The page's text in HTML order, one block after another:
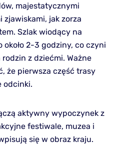
majestatycznymi
jak zorza
Szlak wiodący na
2-3 godziny, co czyni
z dziećmi. Ważne
że pierwsza część trasy
odcinki.
aktywny wypoczynek z
festiwale, muzea i
się w obraz kraju.